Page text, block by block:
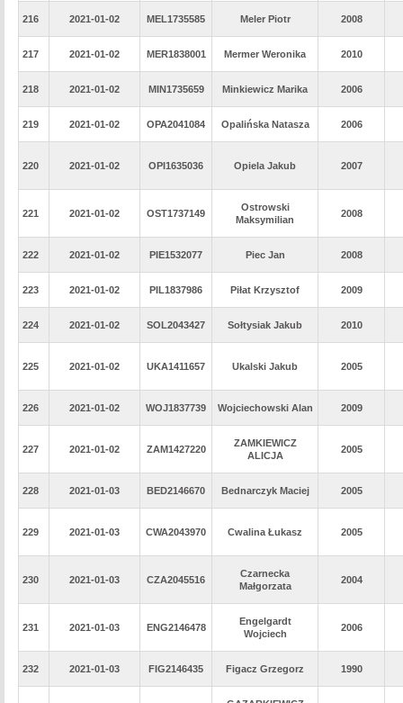
216 2021-01-02 MEL1735585 Meler Piotr 2008
217 2021-01-02 MER1838001 Mermer Weronika 2010
218 2021-01-02 MIN1735659 Minkiewicz Marika 2006
219 2021-01-02 OPA2041084 Opalińska Natasza 2006
220 2021-01-02 OPI1635036 Opiela Jakub 2007
221 2021-01-02 OST1737149
Ostrowski
Maksymilian
2008
222 2021-01-02 PIE1532077 Piec Jan 2008
223 2021-01-02 PIL1837986 Piłat Krzysztof 2009
224 2021-01-02 SOL2043427 Sołtysiak Jakub 2010
225 2021-01-02 UKA1411657 Ukalski Jakub 2005
226 2021-01-02 WOJ1837739 Wojciechowski Alan 2009
227 2021-01-02 ZAM1427220
ZAMKIEWICZ
ALICJA
2005
228 2021-01-03 BED2146670 Bednarczyk Maciej 2005
229 2021-01-03 CWA2043970 Cwalina Łukasz 2005
230 2021-01-03 CZA2045516
Czarnecka
Małgorzata
2004
231 2021-01-03 ENG2146478
Engelgardt
Wojciech
2006
232 2021-01-03 FIG2146435 Figacz Grzegorz 1990